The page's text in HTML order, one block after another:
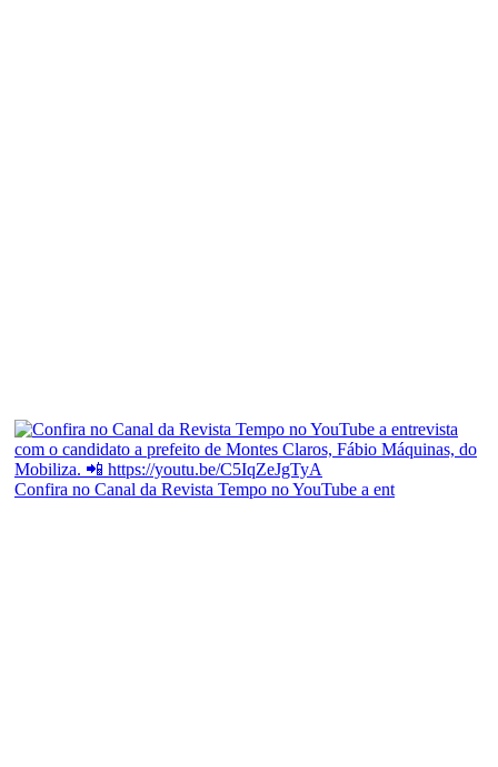
Confira no Canal da Revista Tempo no YouTube a ent